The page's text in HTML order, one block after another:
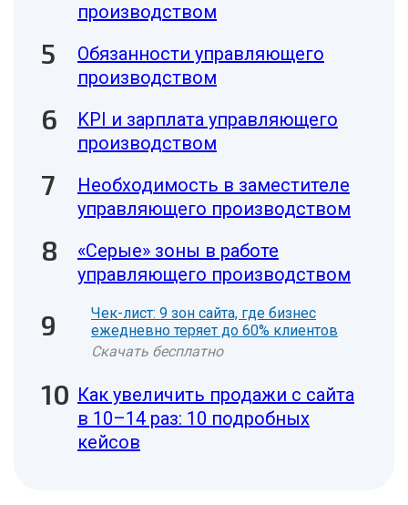
производством
Обязанности управляющего
производством
KPI и зарплата управляющего
производством
Необходимость в заместителе
управляющего производством
«Серые» зоны в работе
управляющего производством
Чек-лист: 9 зон сайта, где бизнес
ежедневно теряет до 60% клиентов
Скачать бесплатно
Как увеличить продажи с сайта
в 10–14 раз: 10 подробных
кейсов